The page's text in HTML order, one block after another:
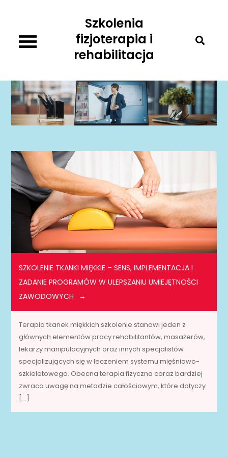
content
Szkolenia
fizjoterapia i
rehabilitacja
SZKOLENIE TKANKI MIĘKKIE – SENS, IMPLEMENTACJA I
ZADANIE PROGRAMÓW W ULEPSZANIU UMIEJĘTNOŚCI
ZAWODOWYCH
Terapia tkanek miękkich szkolenie stanowi jeden z
głównych elementów pracy rehabilitantów, masażerów,
lekarzy manipulacyjnych oraz innych specjalistów
specjalizujących się w leczeniem systemu mięśniowo-
szkieletowego. Obecna terapia fizyczna coraz bardziej
zwraca uwagę na metodzie całościowym, które dotyczy
[…]